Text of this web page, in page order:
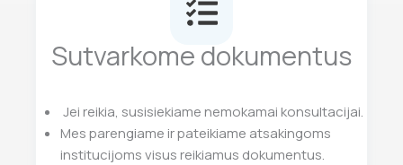
Sutvarkome dokumentus
Jei reikia, susisiekiame nemokamai konsultacijai.
Mes parengiame ir pateikiame atsakingoms
institucijoms visus reikiamus dokumentus.